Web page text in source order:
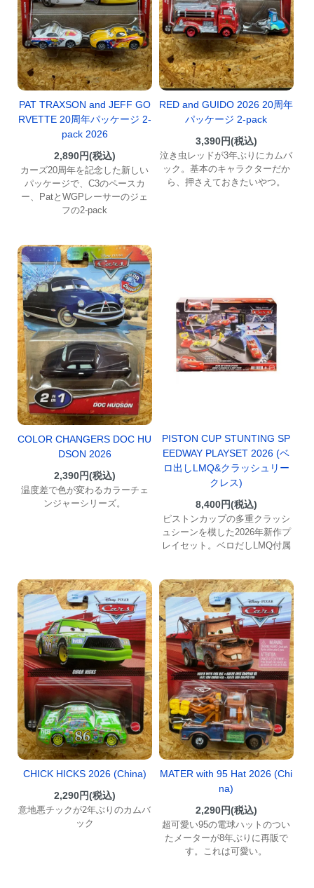
PAT TRAXSON and JEFF GO
RVETTE 20周年パッケージ 2-
pack 2026
2,890円(税込)
カーズ20周年を記念した新しい
パッケージで、C3のペースカ
ー、PatとWGPレーサーのジェ
フの2-pack
RED and GUIDO 2026 20周年
パッケージ 2-pack
3,390円(税込)
泣き虫レッドが3年ぶりにカムバ
ック。基本のキャラクターだか
ら、押さえておきたいやつ。
COLOR CHANGERS DOC HU
DSON 2026
2,390円(税込)
温度差で色が変わるカラーチェ
ンジャーシリーズ。
PISTON CUP STUNTING SP
EEDWAY PLAYSET 2026 (ベ
ロ出しLMQ&クラッシュリー
クレス)
8,400円(税込)
ピストンカップの多重クラッシ
ュシーンを模した2026年新作プ
レイセット。ベロだしLMQ付属
CHICK HICKS 2026 (China)
2,290円(税込)
意地悪チックが2年ぶりのカムバ
ック
MATER with 95 Hat 2026 (Chi
na)
2,290円(税込)
超可愛い95の電球ハットのつい
たメーターが8年ぶりに再販で
す。これは可愛い。